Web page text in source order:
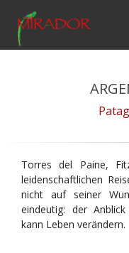
Torres del Paine,
leidenschaftlichen
nicht auf seiner
eindeutig: der
kann Leben verändern.